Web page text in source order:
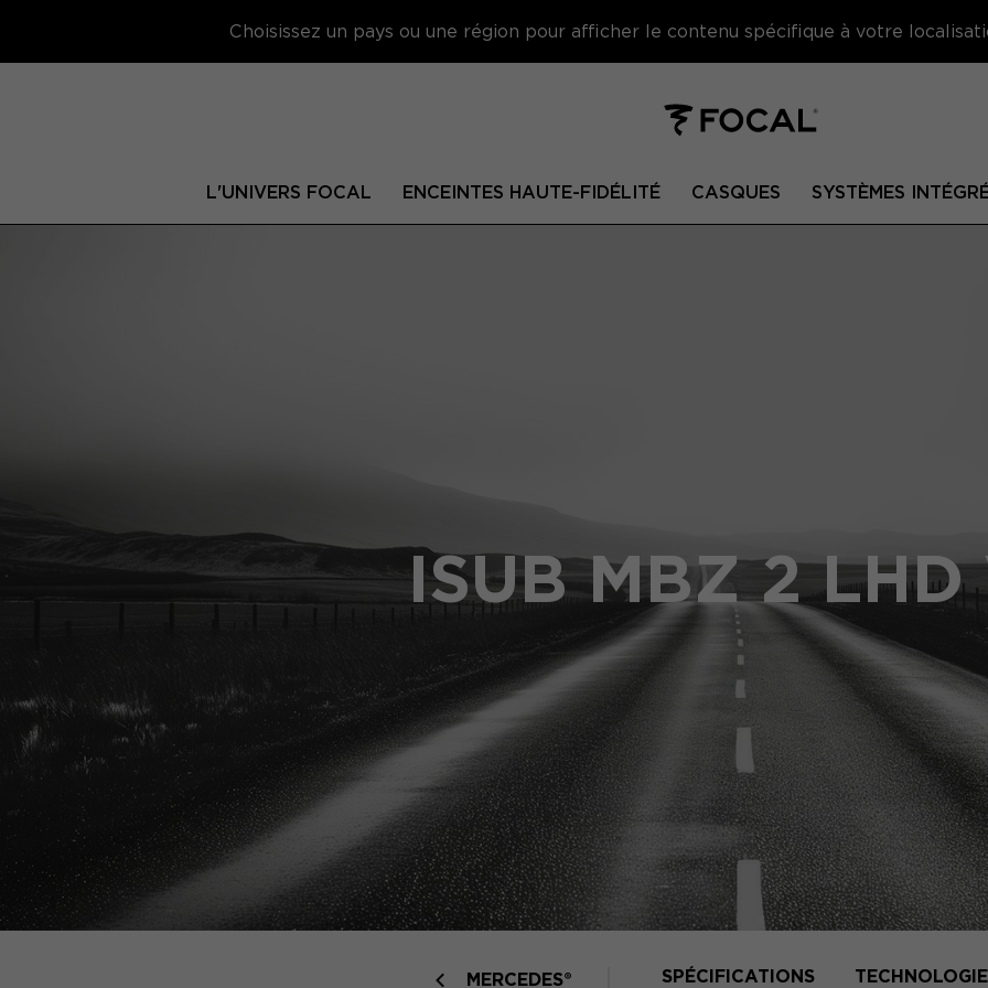
Choisissez un pays ou une région pour afficher le contenu spécifique à votre
L'UNIVERS FOCAL ENCEINTES HAUTE-FIDÉLITÉ CASQUES SYSTÈMES
ISUB MBZ 2 LHD
MERCEDES® SPÉCIFICATIONS